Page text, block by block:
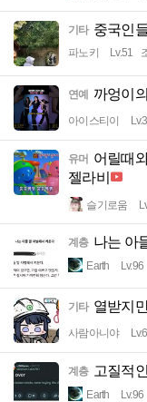
기타 중국인
파노키 Lv.51
연예 까엉이
아이스티이
유머 어릴때
젤라비
슬기로움
계층 나는 아
Earth Lv.96
기타 열받지
사람아니야
계층 고질적
Earth Lv.96